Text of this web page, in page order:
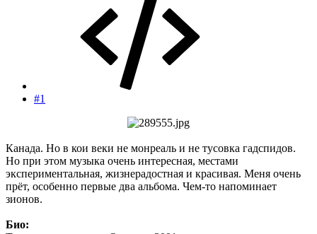
#1
Канада. Но в кои веки не монреаль и не тусовка гадспидов.
Но при этом музыка очень интересная, местами
экспериментальная, жизнерадостная и красивая. Меня очень
прёт, особенно первые два альбома. Чем-то напоминает
зионов.
Био: